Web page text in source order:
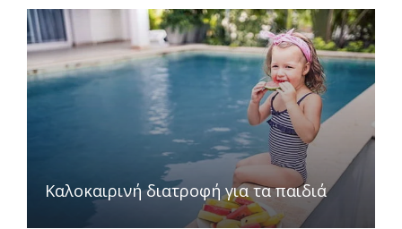
Καλοκαιρινή διατροφή για τα παιδιά